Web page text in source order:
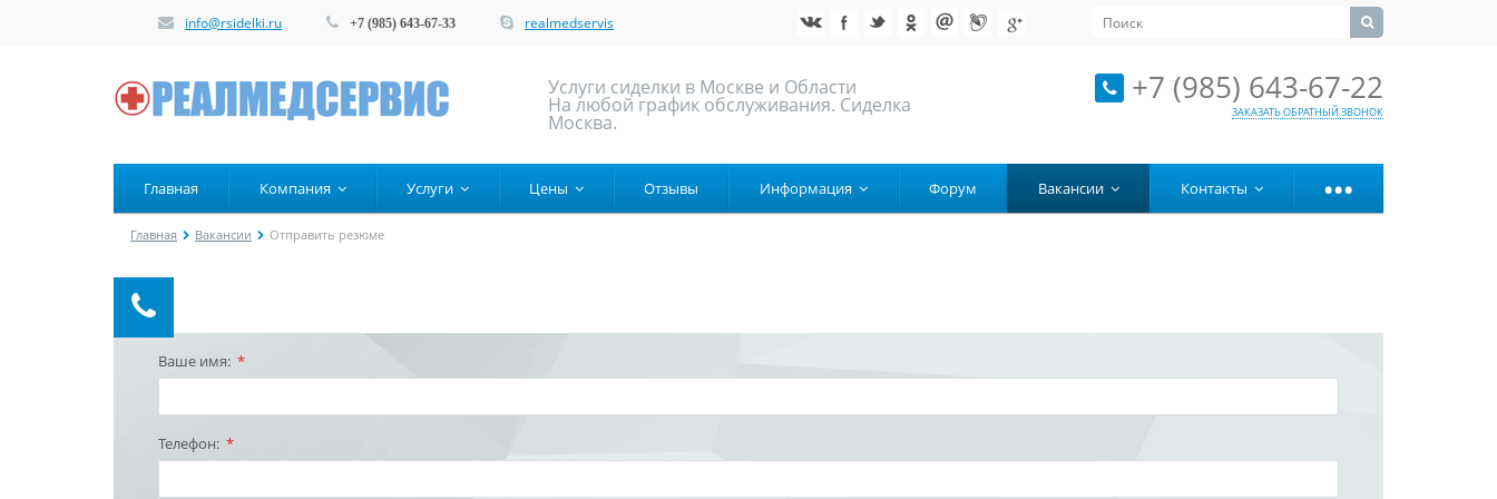
info@rsidelki.ru +7 (985) 643-67-33 realmedservis
Услуги сиделки в Москве и Области
На любой график обслуживания. Сиделка
Москва.
+7 (985) 643-67-22
ЗАКАЗАТЬ ОБРАТНЫЙ ЗВОНОК
Главная Компания Услуги Цены Отзывы Информация Форум Вакансии Контакты ...
Главная Вакансии Отправить резюме
Ваше имя: *
Телефон: *